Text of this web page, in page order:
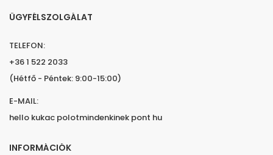
ÜGYFÉLSZOLGÁLAT
TELEFON:
+36 1 522 2033
(Hétfő - Péntek: 9:00-15:00)
E-MAIL:
hello kukac polotmindenkinek pont hu
INFORMÁCIÓK